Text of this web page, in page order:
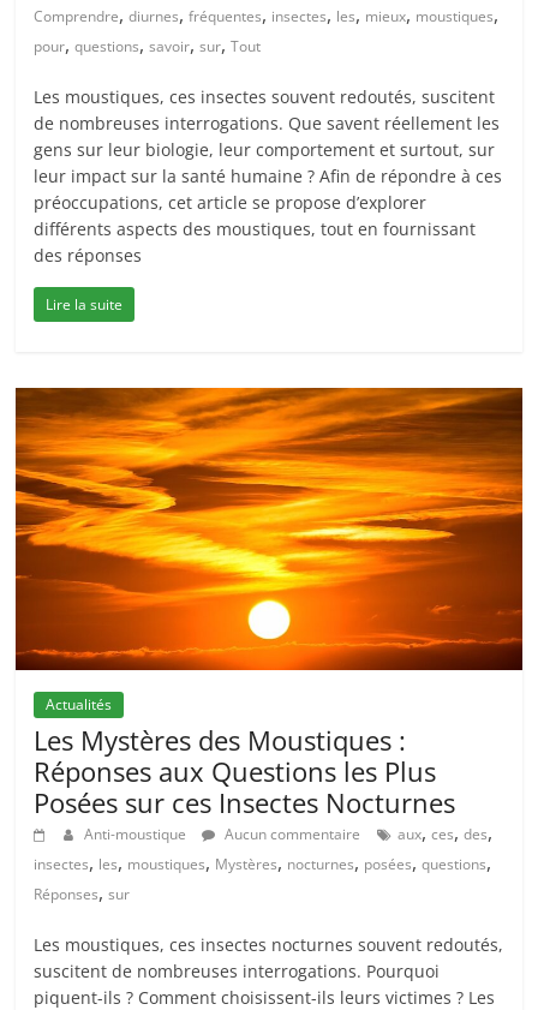
Comprendre,diurnes,fréquentes, insectes, les, mieux, moustiques,
pour,questions,savoir,sur,Tout
Les moustiques, ces insectes souvent redoutés, suscitent
de nombreuses interrogations. Que savent réellement les
gens sur leur biologie, leur comportement et surtout, sur
leur impact sur la santé humaine ? Afin de répondre à ces
préoccupations, cet article se propose d’explorer
différents aspects des moustiques, tout en fournissant
des réponses
Lire la suite
Actualités
Les Mystères des Moustiques :
Réponses aux Questions les Plus
Posées sur ces Insectes Nocturnes
Anti-moustique Aucun commentaire aux,ces,des,
insectes, les, moustiques, Mystères, nocturnes, posées,questions,
Réponses,sur
Les moustiques, ces insectes nocturnes souvent redoutés,
suscitent de nombreuses interrogations. Pourquoi
piquent-ils ? Comment choisissent-ils leurs victimes ? Les